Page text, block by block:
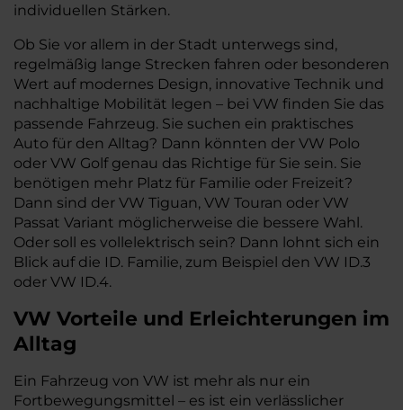
individuellen Stärken.
Ob Sie vor allem in der Stadt unterwegs sind,
regelmäßig lange Strecken fahren oder besonderen
Wert auf modernes Design, innovative Technik und
nachhaltige Mobilität legen – bei VW finden Sie das
passende Fahrzeug. Sie suchen ein praktisches
Auto für den Alltag? Dann könnten der VW Polo
oder VW Golf genau das Richtige für Sie sein. Sie
benötigen mehr Platz für Familie oder Freizeit?
Dann sind der VW Tiguan, VW Touran oder VW
Passat Variant möglicherweise die bessere Wahl.
Oder soll es vollelektrisch sein? Dann lohnt sich ein
Blick auf die ID. Familie, zum Beispiel den VW ID.3
oder VW ID.4.
VW Vorteile und Erleichterungen im
Alltag
Ein Fahrzeug von VW ist mehr als nur ein
Fortbewegungsmittel – es ist ein verlässlicher